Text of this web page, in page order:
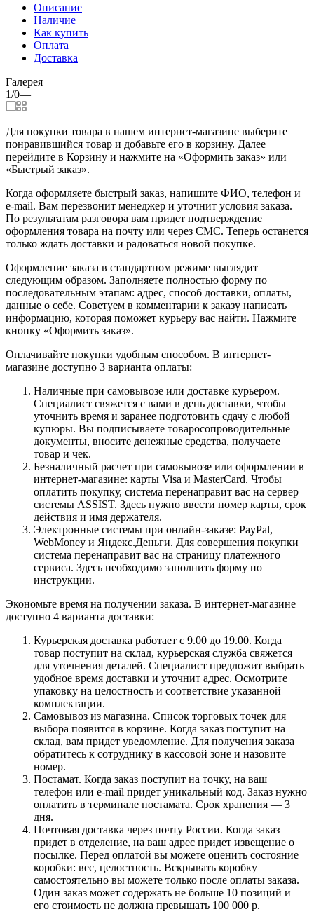
Описание
Наличие
Как купить
Оплата
Доставка
Галерея
1/0—
Для покупки товара в нашем интернет-магазине выберите
понравившийся товар и добавьте его в корзину. Далее
перейдите в Корзину и нажмите на «Оформить заказ» или
«Быстрый заказ».
Когда оформляете быстрый заказ, напишите ФИО, телефон и
e-mail. Вам перезвонит менеджер и уточнит условия заказа.
По результатам разговора вам придет подтверждение
оформления товара на почту или через СМС. Теперь останется
только ждать доставки и радоваться новой покупке.
Оформление заказа в стандартном режиме выглядит
следующим образом. Заполняете полностью форму по
последовательным этапам: адрес, способ доставки, оплаты,
данные о себе. Советуем в комментарии к заказу написать
информацию, которая поможет курьеру вас найти. Нажмите
кнопку «Оформить заказ».
Оплачивайте покупки удобным способом. В интернет-
магазине доступно 3 варианта оплаты:
Наличные при самовывозе или доставке курьером.
Специалист свяжется с вами в день доставки, чтобы
уточнить время и заранее подготовить сдачу с любой
купюры. Вы подписываете товаросопроводительные
документы, вносите денежные средства, получаете
товар и чек.
Безналичный расчет при самовывозе или оформлении в
интернет-магазине: карты Visa и MasterCard. Чтобы
оплатить покупку, система перенаправит вас на сервер
системы ASSIST. Здесь нужно ввести номер карты, срок
действия и имя держателя.
Электронные системы при онлайн-заказе: PayPal,
WebMoney и Яндекс.Деньги. Для совершения покупки
система перенаправит вас на страницу платежного
сервиса. Здесь необходимо заполнить форму по
инструкции.
Экономьте время на получении заказа. В интернет-магазине
доступно 4 варианта доставки:
Курьерская доставка работает с 9.00 до 19.00. Когда
товар поступит на склад, курьерская служба свяжется
для уточнения деталей. Специалист предложит выбрать
удобное время доставки и уточнит адрес. Осмотрите
упаковку на целостность и соответствие указанной
комплектации.
Самовывоз из магазина. Список торговых точек для
выбора появится в корзине. Когда заказ поступит на
склад, вам придет уведомление. Для получения заказа
обратитесь к сотруднику в кассовой зоне и назовите
номер.
Постамат. Когда заказ поступит на точку, на ваш
телефон или e-mail придет уникальный код. Заказ нужно
оплатить в терминале постамата. Срок хранения — 3
дня.
Почтовая доставка через почту России. Когда заказ
придет в отделение, на ваш адрес придет извещение о
посылке. Перед оплатой вы можете оценить состояние
коробки: вес, целостность. Вскрывать коробку
самостоятельно вы можете только после оплаты заказа.
Один заказ может содержать не больше 10 позиций и
его стоимость не должна превышать 100 000 р.